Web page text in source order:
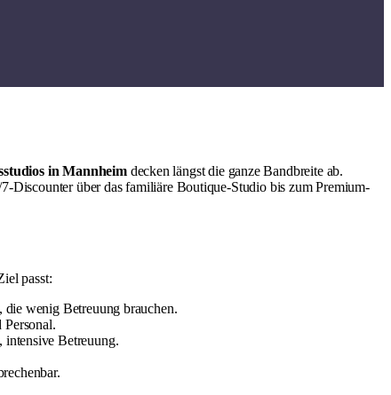
in Mannheimdecken längst die ganze Bandbreite ab.
Discounter über das familiäre Boutique-Studio bis zum Premium-
passt:
die wenig Betreuung brauchen.
intensive Betreuung.